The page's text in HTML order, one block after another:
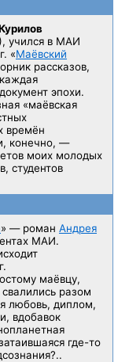
учился в МАИ
«Маёвский
рассказов,
эпохи.
«маёвская
времён
конечно, —
моих молодых
студентов
» — роман Андрея
МАИ.
маёвцу,
разом
любовь, диплом,
вдобавок
где-то